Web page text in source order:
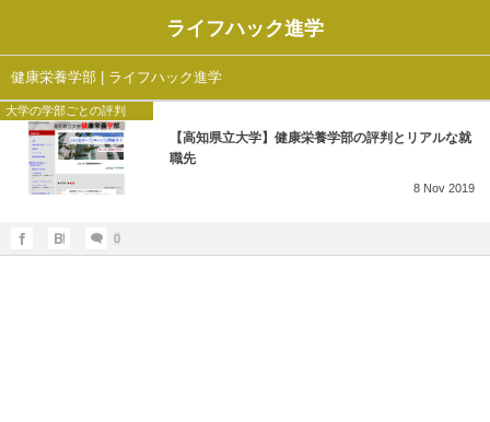
ライフハック進学
健康栄養学部 | ライフハック進学
大学の学部ごとの評判
【高知県立大学】健康栄養学部の評判とリアルな就
職先
8 Nov 2019
0